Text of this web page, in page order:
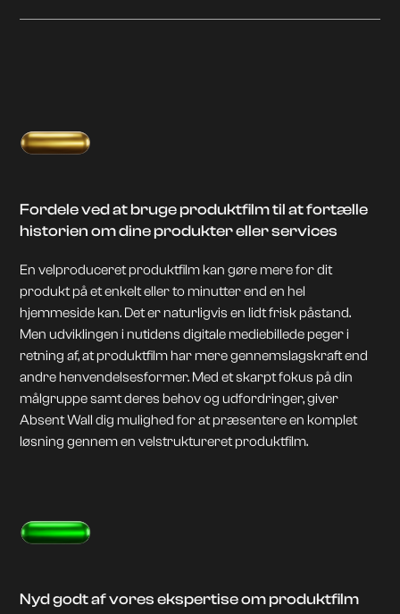
Fordele ved at bruge produktfilm til at fortælle
historien om dine produkter eller services
En velproduceret produktfilm kan gøre mere for dit
produkt på et enkelt eller to minutter end en hel
hjemmeside kan. Det er naturligvis en lidt frisk påstand.
Men udviklingen i nutidens digitale mediebillede peger i
retning af, at produktfilm har mere gennemslagskraft end
andre henvendelsesformer. Med et skarpt fokus på din
målgruppe samt deres behov og udfordringer, giver
Absent Wall dig mulighed for at præsentere en komplet
løsning gennem en velstruktureret produktfilm.
Nyd godt af vores ekspertise om produktfilm